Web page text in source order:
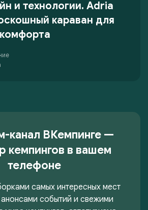
и технологии. Adria
караван для
канал ВКемпинге —
кемпингов в вашем
телефоне
самых интересных мест
событий и свежими